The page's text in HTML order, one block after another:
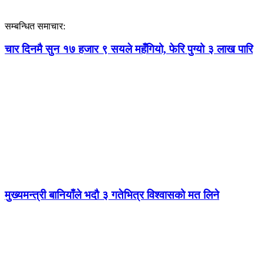
सम्बन्धित समाचार:
चार दिनमै सुन १७ हजार ९ सयले महँगियो, फेरि पुग्यो ३ लाख पारि
मुख्यमन्त्री बानियाँले भदौ ३ गतेभित्र विश्वासको मत लिने